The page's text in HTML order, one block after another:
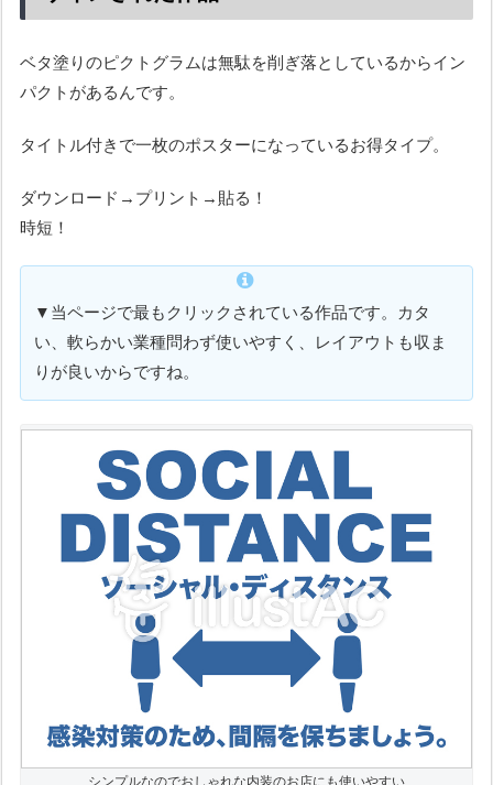
ベタ塗りのピクトグラムは無駄を削ぎ落としているからイン
パクトがあるんです。
タイトル付きで一枚のポスターになっているお得タイプ。
ダウンロード→プリント→貼る！
時短！
▼当ページで最もクリックされている作品です。カタ
い、軟らかい業種問わず使いやすく、レイアウトも収ま
りが良いからですね。
シンプルなのでおしゃれな内装のお店にも使いやすい